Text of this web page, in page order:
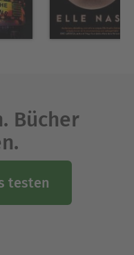
Bücher
testen